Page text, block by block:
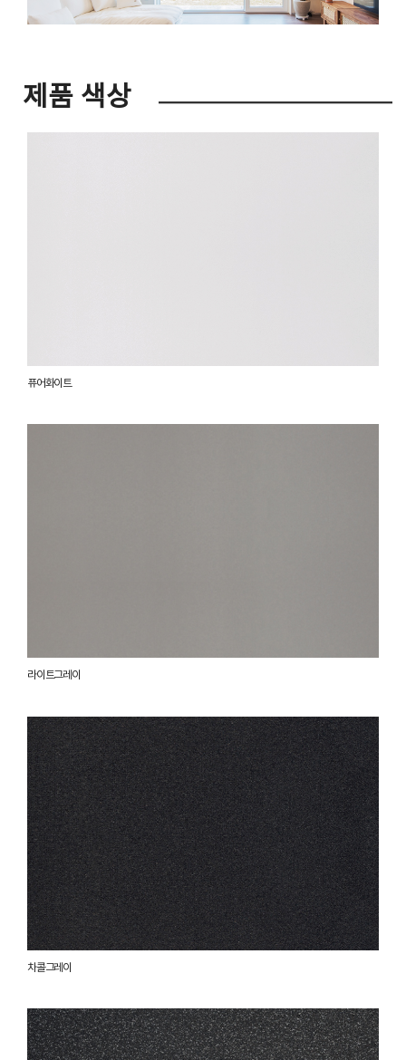
제품 색상
퓨어화이트
라이트그레이
차콜그레이